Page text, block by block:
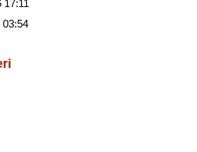
17:11
03:54